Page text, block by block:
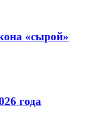
«сырой»
года